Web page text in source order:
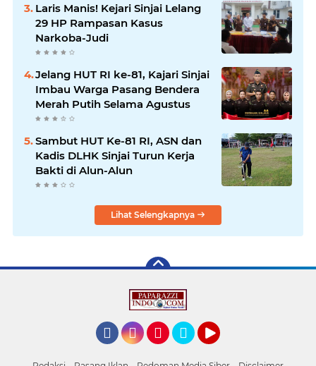
Laris Manis! Kejari Sinjai Lelang
29 HP Rampasan Kasus
Narkoba-Judi
Jelang HUT RI ke-81, Kajari Sinjai
Imbau Warga Pasang Bendera
Merah Putih Selama Agustus
Sambut HUT Ke-81 RI, ASN dan
Kadis DLHK Sinjai Turun Kerja
Bakti di Alun-Alun
Lihat Selengkapnya